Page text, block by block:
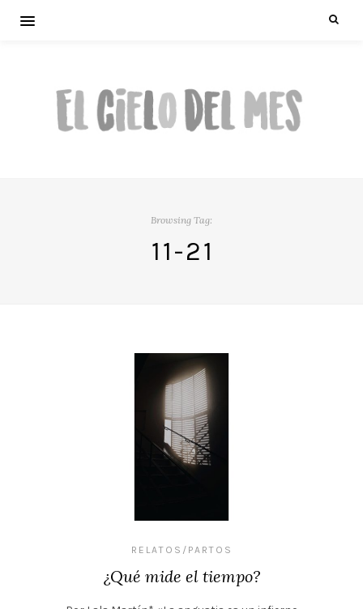
Browsing Tag:
11-21
RELATOS/PARTOS
¿Qué mide el tiempo?